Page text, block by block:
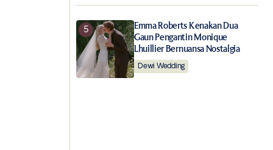
Emma Roberts Kenakan Dua
Gaun Pengantin Monique
Lhuillier Bernuansa Nostalgia
Dewi Wedding